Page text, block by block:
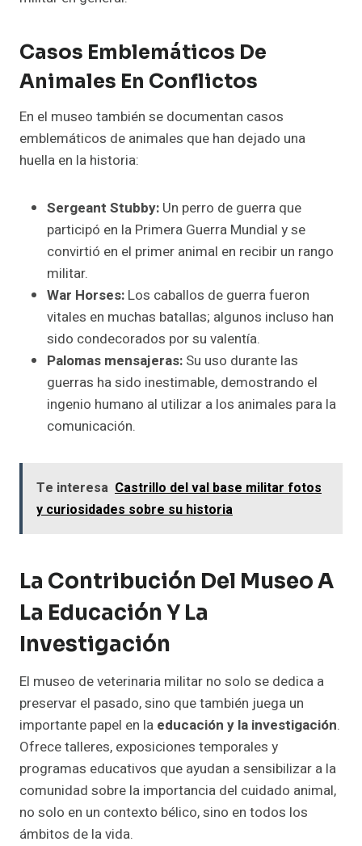
Casos Emblemáticos De
Animales En Conflictos
En el museo también se documentan casos
emblemáticos de animales que han dejado una
huella en la historia:
Sergeant Stubby: Un perro de guerra que
participó en la Primera Guerra Mundial y se
convirtió en el primer animal en recibir un rango
militar.
War Horses: Los caballos de guerra fueron
vitales en muchas batallas; algunos incluso han
sido condecorados por su valentía.
Palomas mensajeras: Su uso durante las
guerras ha sido inestimable, demostrando el
ingenio humano al utilizar a los animales para la
comunicación.
Te interesa Castrillo del val base militar fotos
y curiosidades sobre su historia
La Contribución Del Museo A
La Educación Y La
Investigación
El museo de veterinaria militar no solo se dedica a
preservar el pasado, sino que también juega un
importante papel en la educación y la investigación.
Ofrece talleres, exposiciones temporales y
programas educativos que ayudan a sensibilizar a la
comunidad sobre la importancia del cuidado animal,
no solo en un contexto bélico, sino en todos los
ámbitos de la vida.